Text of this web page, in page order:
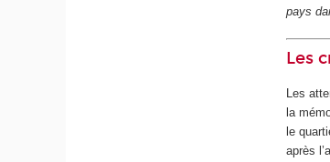
pays
Les
Les
la
le
après